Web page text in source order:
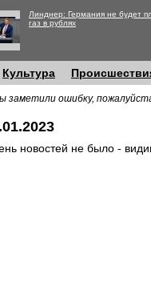
Линднер: Германия не будет
газ в рублях
Культура
заметили ошибку,
новостей не было -